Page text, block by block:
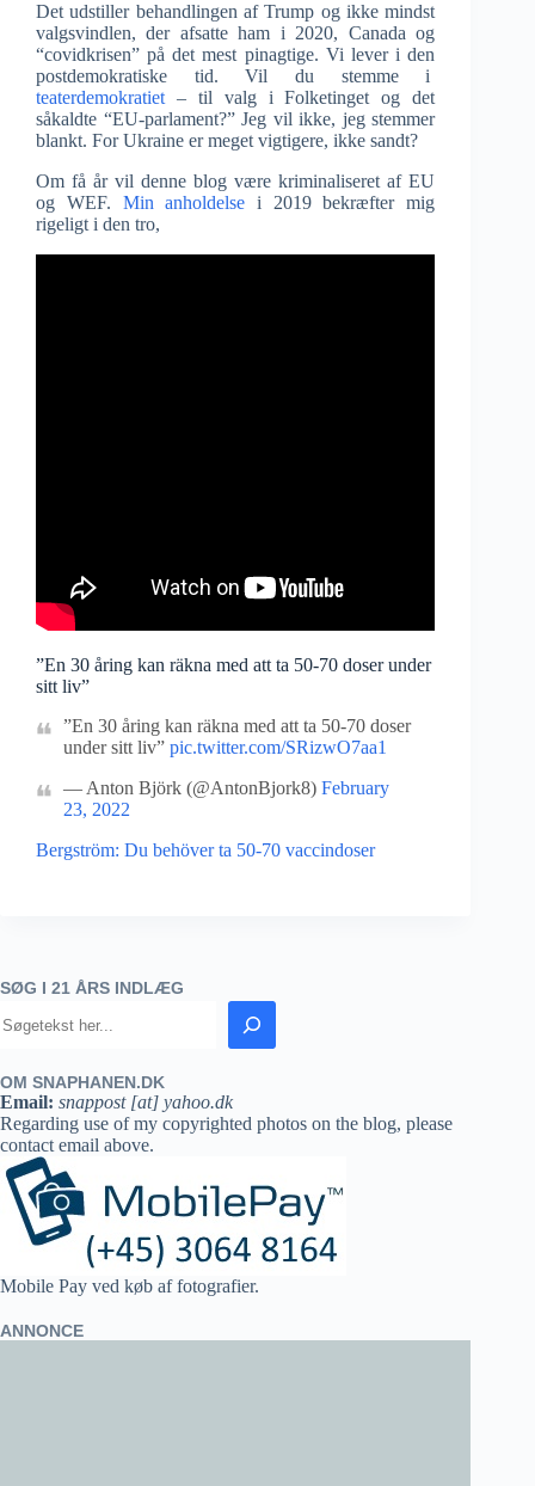
Det udstiller behandlingen af Trump og ikke mindst
valgsvindlen, der afsatte ham i 2020, Canada og
“covidkrisen” på det mest pinagtige. Vi lever i den
postdemokratiske tid. Vil du stemme i
teaterdemokratiet – til valg i Folketinget og det
såkaldte “EU-parlament?” Jeg vil ikke, jeg stemmer
blankt. For Ukraine er meget vigtigere, ikke sandt?
Om få år vil denne blog være kriminaliseret af EU
og WEF. Min anholdelse i 2019 bekræfter mig
rigeligt i den tro,
”En 30 åring kan räkna med att ta 50-70 doser under
sitt liv”
”En 30 åring kan räkna med att ta 50-70 doser
under sitt liv” pic.twitter.com/SRizwO7aa1
— Anton Björk (@AntonBjork8) February
23, 2022
Bergström: Du behöver ta 50-70 vaccindoser
SØG I 21 ÅRS INDLÆG
OM SNAPHANEN.DK
Email: snappost [at] yahoo.dk
Regarding use of my copyrighted photos on the blog, please
contact email above.
Mobile Pay ved køb af fotografier.
ANNONCE